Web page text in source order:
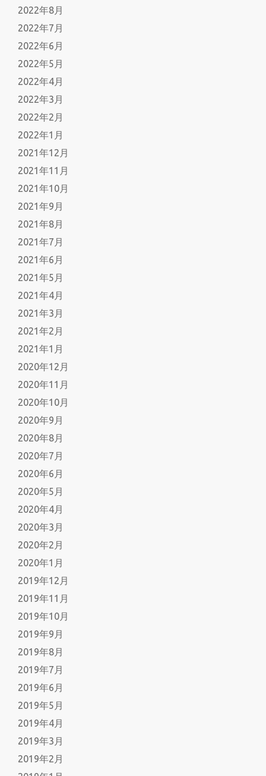
2022年8月
2022年7月
2022年6月
2022年5月
2022年4月
2022年3月
2022年2月
2022年1月
2021年12月
2021年11月
2021年10月
2021年9月
2021年8月
2021年7月
2021年6月
2021年5月
2021年4月
2021年3月
2021年2月
2021年1月
2020年12月
2020年11月
2020年10月
2020年9月
2020年8月
2020年7月
2020年6月
2020年5月
2020年4月
2020年3月
2020年2月
2020年1月
2019年12月
2019年11月
2019年10月
2019年9月
2019年8月
2019年7月
2019年6月
2019年5月
2019年4月
2019年3月
2019年2月